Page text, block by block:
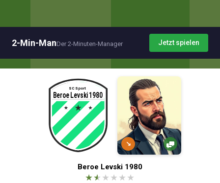
2-Min-ManDer 2-Minuten-Manager Jetzt spielen
↘
Beroe Levski 1980
★★ ★ ★ ★ ★